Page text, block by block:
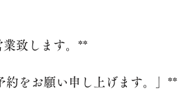
致します。**
約をお願い申し上げます。」**